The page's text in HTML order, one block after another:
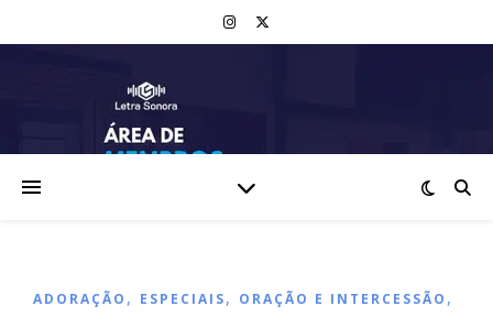
ADORAÇÃO , ESPECIAIS, ORAÇÃO E INTERCESSÃO ,